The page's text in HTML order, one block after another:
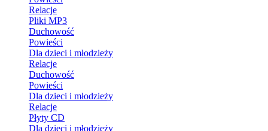
Relacje
Pliki MP3
Duchowość
Powieści
Dla dzieci i młodzieży
Relacje
Duchowość
Powieści
Dla dzieci i młodzieży
Relacje
Płyty CD
Dla dzieci i młodzieży